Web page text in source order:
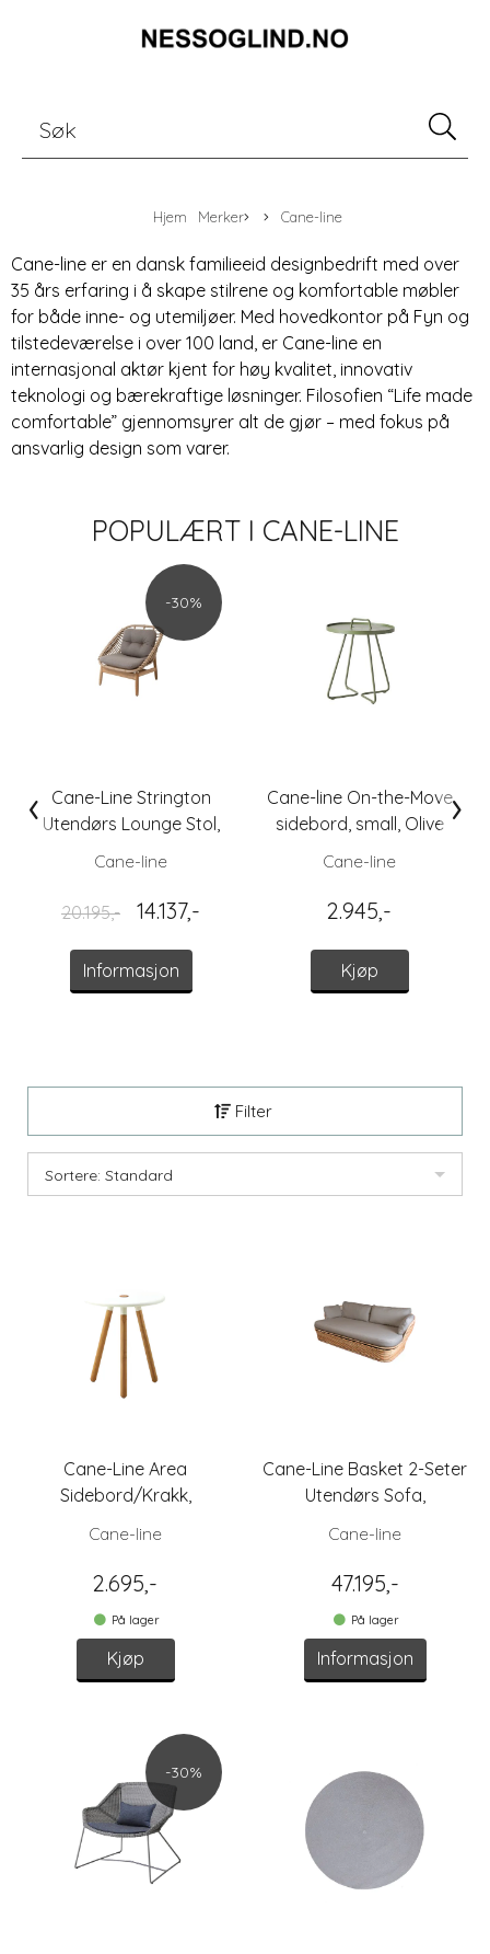
Hjem Merker Cane-line
Cane-line er en dansk familieeid designbedrift med over
35 års erfaring i å skape stilrene og komfortable møbler
for både inne- og utemiljøer. Med hovedkontor på Fyn og
tilstedeværelse i over 100 land, er Cane-line en
internasjonal aktør kjent for høy kvalitet, innovativ
teknologi og bærekraftige løsninger. Filosofien “Life made
comfortable” gjennomsyrer alt de gjør – med fokus på
ansvarlig design som varer.
POPULÆRT I CANE-LINE
-30%
Cane-Line Strington
Utendørs Lounge Stol,
Taupe/Natur - Utstilling
Cane-line
20.195,- 14.137,-
Informasjon
Cane-line On-the-Move
sidebord, small, Olive
green
Cane-line
2.945,-
Kjøp
‹ ›
Filter
Sortere: Standard
Cane-Line Area
Sidebord/Krakk,
Cane-line
2.695,-
På lager
Kjøp
Cane-Line Basket 2-Seter
Utendørs Sofa,
Cane-line
47.195,-
På lager
Informasjon
-30%